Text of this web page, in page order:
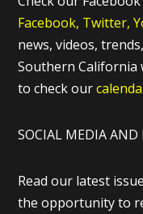
Facebook, Twitter,
news, videos,
Southern California
to check our
SOCIAL MEDIA AND
Read our latest
the opportunity to